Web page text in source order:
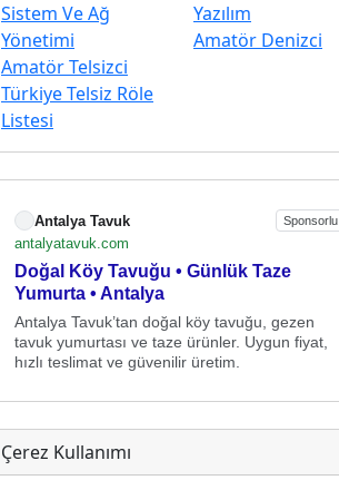
Sistem Ve Ağ
Yönetimi
Amatör Telsizci
Türkiye Telsiz Röle
Listesi
Yazılım
Amatör Denizci
Antalya Tavuk Sponsorlu
antalyatavuk.com
Doğal Köy Tavuğu • Günlük Taze
Yumurta • Antalya
Antalya Tavuk’tan doğal köy tavuğu, gezen
tavuk yumurtası ve taze ürünler. Uygun fiyat,
hızlı teslimat ve güvenilir üretim.
Çerez Kullanımı